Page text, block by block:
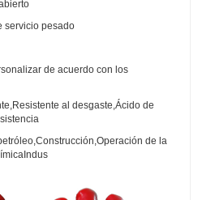
servicio pesado
de acuerdo con los
al desgaste,Ácido de
de la